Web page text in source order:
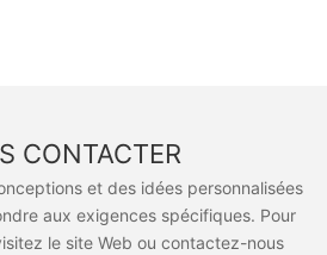
CONTACTER
et des idées personnalisées
aux exigences spécifiques. Pour
le site Web ou contactez-nous